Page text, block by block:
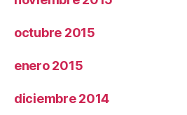
octubre 2015
enero 2015
diciembre 2014